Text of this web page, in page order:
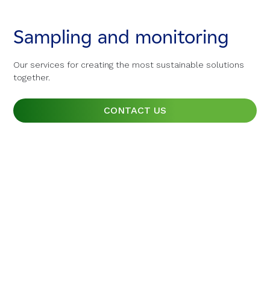
Sampling and monitoring
Our services for creating the most sustainable solutions
together.
CONTACT US
Sampling and monitoring
Our services for creating the most sustainable solutions
together.
CONTACT US
Sampling and monitoring
Our services for creating the most sustainable solutions
together.
CONTACT US